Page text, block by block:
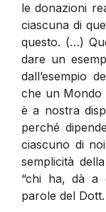
le donazioni
ciascuna di
questo. (…)
dare un
dall’esempio
che un Mondo
è a nostra
perché
ciascuno di
semplicità
“chi ha, dà a
parole del